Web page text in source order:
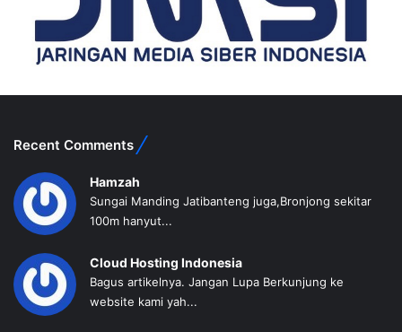
Recent Comments
Hamzah
Sungai Manding Jatibanteng juga,Bronjong sekitar
100m hanyut...
Cloud Hosting Indonesia
Bagus artikelnya. Jangan Lupa Berkunjung ke
website kami yah...